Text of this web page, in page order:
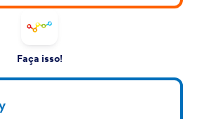
Faça isso!